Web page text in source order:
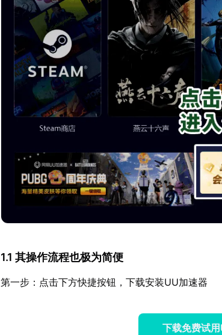
1.1 其操作流程也极为简便
第一步：点击下方快捷按钮，下载安装UU加速器
下载免费试